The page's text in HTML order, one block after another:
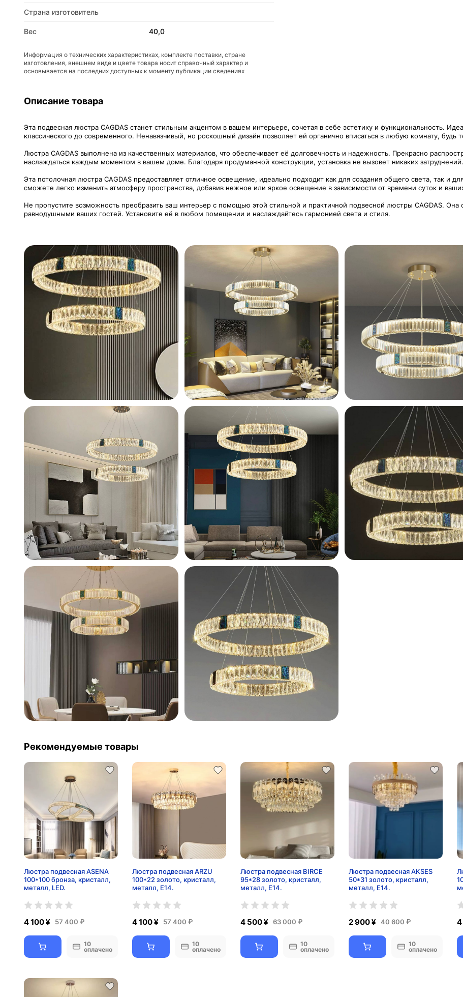
Страна изготовитель
Вес 40,0
Информация о технических характеристиках, комплекте поставки, стране
изготовления, внешнем виде и цвете товара носит справочный характер и
основывается на последних доступных к моменту публикации сведениях
Описание товара
Эта подвесная люстра CAGDAS станет стильным акцентом в вашем интерьере, сочетая в себе эстетику и функциональность.
классического до современного. Ненавязчивый, но роскошный дизайн позволяет ей органично вписаться в любую комнату, будь
Люстра CAGDAS выполнена из качественных материалов, что обеспечивает её долговечность и надежность. Прекрасно
наслаждаться каждым моментом в вашем доме. Благодаря продуманной конструкции, установка не вызовет никаких затруднений.
Эта потолочная люстра CAGDAS предоставляет отличное освещение, идеально подходит как для создания общего света, так и
сможете легко изменить атмосферу пространства, добавив нежное или яркое освещение в зависимости от времени суток и
Не пропустите возможность преобразить ваш интерьер с помощью этой стильной и практичной подвесной люстры CAGDAS.
равнодушными ваших гостей. Установите её в любом помещении и наслаждайтесь гармонией света и стиля.
Рекомендуемые товары
Люстра подвесная ASENA
100*100 бронза, кристалл,
металл, LED.
4 100 ¥ 57 400 ₽
10
оплачено
Люстра подвесная ARZU
100*22 золото, кристалл,
металл, Е14.
4 100 ¥ 57 400 ₽
10
оплачено
Люстра подвесная BIRCE
95*28 золото, кристалл,
металл, E14.
4 500 ¥ 63 000 ₽
10
оплачено
Люстра подвесная AKSES
50*31 золото, кристалл,
металл, Е14.
2 900 ¥ 40 600 ₽
10
оплачено
4